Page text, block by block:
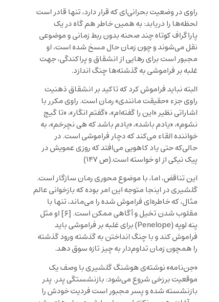
راوی در وضعیت بحرانی‌ای که قرار دارد، تنها قادر است
لحظه‌ها را دریابد: به همین خاطر هم گاه در یک
پاراگراف کوتاه چند صحنه بدون ربط زمانی و موضوعی
نقل می‌شوند و چون زمان حال مسخ شده است، او
مجبور است برای رهایی از انشقاق و پراکندگی، جهت
غلبه بر فراموشی به گذشته‌ها چنگ اندازد.
البته نباید فراموش کرد که تاکید بر انشقاق ذهنیت
راوی جزء «حقیقت مانندی» رمان است. راوی مکرر با
اشاراتی نظیر «این را گفته‌ام»، «گفتم انگار»، «تا گیج
نشوم»، «یادم باشد»، «یادم باشد که هی نچرخم»، به
خواننده القاء می‌کند که دچار فراموشی است. در
حالی‌که حتی یاد کاهویی می‌افتد که روزی عمویش در
پیک نیکی از او خواسته است.(ص ۱۴۷)
این تناقض، اما، با موضوع محوری رمان سازگار است.
گلشیری در اینجا متوجه این امر بوده که بازخوانی عالم
مثال، که خاطره‌ای فراموش شده را می‌ماند، تنها با
مقلوب شدن تخیل و آگاهی ممکن است. [۶] او مثل
پنه لوپه (Penelope) برای غلبه بر فراموشی باید
فراموش کند و با چنگ انداختن به گذشته ورود گذشته
را همچون زمان تداوم‌دار به چیز تازه سوق دهد.
«جن‌نامه» نوشته‌ی هوشنگ گلشیری با وصف یک
موقعیت برزخی شروع می‌شود: بازنشستگی پدر. پدر
بازنشسته شده و پسر مجبور است فردیت خودش را